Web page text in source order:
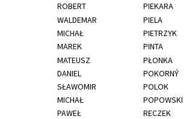
ROBERT
PIEKARA
WALDEMAR
PIELA
MICHAŁ
PIETRZYK
MAREK
PINTA
MATEUSZ
PŁONKA
DANIEL
POKORNÝ
SŁAWOMIR
POLOK
MICHAŁ
POPOWSKI
PAWEŁ
RECZEK